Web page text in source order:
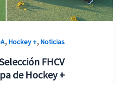
,Hockey +,Noticias
FHCV
de Hockey +